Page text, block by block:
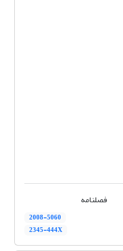
فصلنامه
2008-5060
2345-444X